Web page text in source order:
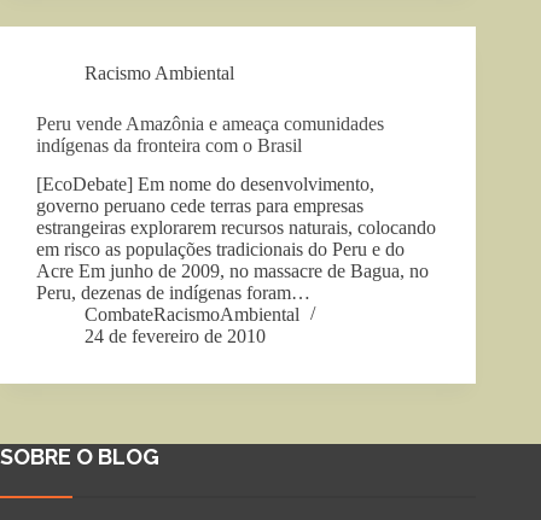
Racismo Ambiental
Peru vende Amazônia e ameaça comunidades
indígenas da fronteira com o Brasil
[EcoDebate] Em nome do desenvolvimento,
governo peruano cede terras para empresas
estrangeiras explorarem recursos naturais, colocando
em risco as populações tradicionais do Peru e do
Acre Em junho de 2009, no massacre de Bagua, no
Peru, dezenas de indígenas foram…
CombateRacismoAmbiental
24 de fevereiro de 2010
SOBRE O BLOG